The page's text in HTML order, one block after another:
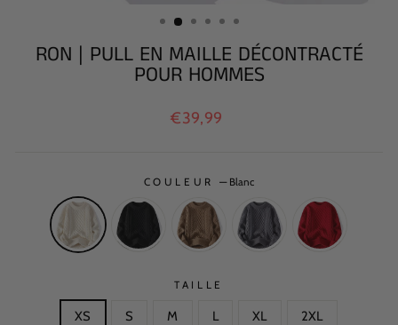
RON | PULL EN MAILLE DÉCONTRACTÉ
POUR HOMMES
Prix
€39,99
COULEUR— Blanc
TAILLE
XS S M L XL 2XL